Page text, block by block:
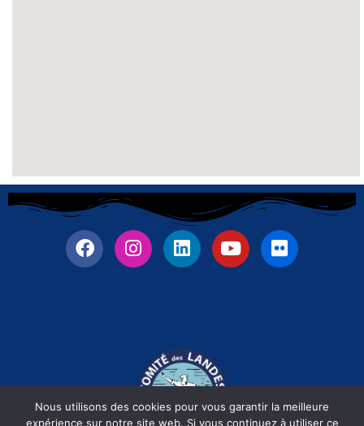
Nous utilisons des cookies pour vous garantir la meilleure
expérience sur notre site web. Si vous continuez à utiliser ce